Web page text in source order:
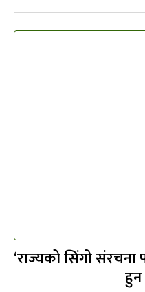
‘राज्यको सिंगो